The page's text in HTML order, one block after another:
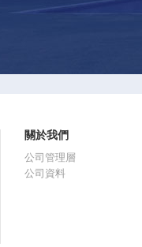
關於我們
公司管理層
公司資料